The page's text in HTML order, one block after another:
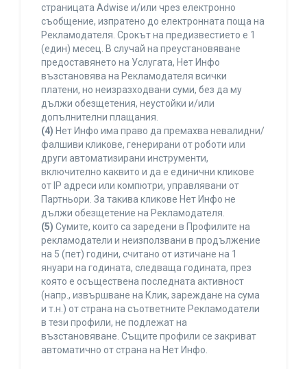
страницата Adwise и/или чрез електронно
съобщение, изпратено до електронната поща на
Рекламодателя. Срокът на предизвестието е 1
(един) месец. В случай на преустановяване
предоставянето на Услугата, Нет Инфо
възстановява на Рекламодателя всички
платени, но неизразходвани суми, без да му
дължи обезщетения, неустойки и/или
допълнителни плащания.
(4) Нет Инфо има право да премахва невалидни/
фалшиви кликове, генерирани от роботи или
други автоматизирани инструменти,
включително каквито и да е единични кликове
от IP адреси или компютри, управлявани от
Партньори. За такива кликове Нет Инфо не
дължи обезщетение на Рекламодателя.
(5) Сумите, които са заредени в Профилите на
рекламодатели и неизползвани в продължение
на 5 (пет) години, считано от изтичане на 1
януари на годината, следваща годината, през
която е осъществена последната активност
(напр., извършване на Клик, зареждане на сума
и т.н.) от страна на съответните Рекламодатели
в тези профили, не подлежат на
възстановяване. Същите профили се закриват
автоматично от страна на Нет Инфо.